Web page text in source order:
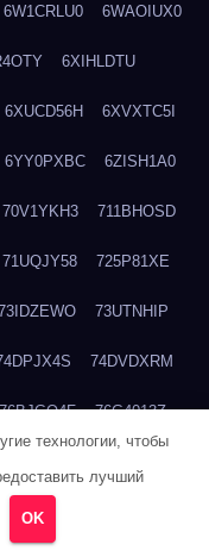
6W1CRLU0 6WAOIUX0
6XIHLDTU
6XUCD56H 6XVXTC5I
6YY0PXBC 6ZISH1A0
70V1YKH3 711BHOSD
71UQJY58 725P81XE
73UTNHIP
74DVDXRM
76G4013Z
78Q29S80
технологии, чтобы
лучший
OK